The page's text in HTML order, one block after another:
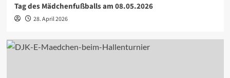
Tag des Mädchenfußballs am 08.05.2026
28. April 2026